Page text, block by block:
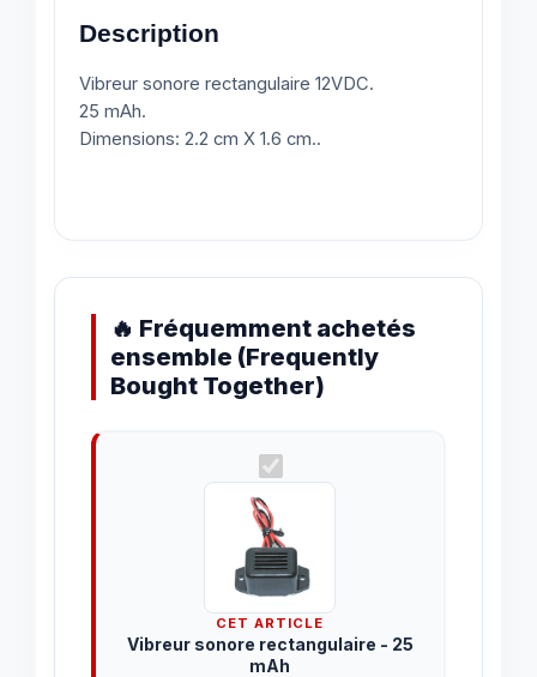
Description
Vibreur sonore rectangulaire 12VDC.
25 mAh.
Dimensions: 2.2 cm X 1.6 cm..
🔥 Fréquemment achetés
ensemble (Frequently
Bought Together)
CET ARTICLE
Vibreur sonore rectangulaire - 25
mAh